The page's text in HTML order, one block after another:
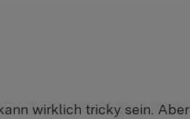
wirklich tricky sein. Aber